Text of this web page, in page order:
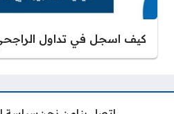
كيف اسجل في تداول